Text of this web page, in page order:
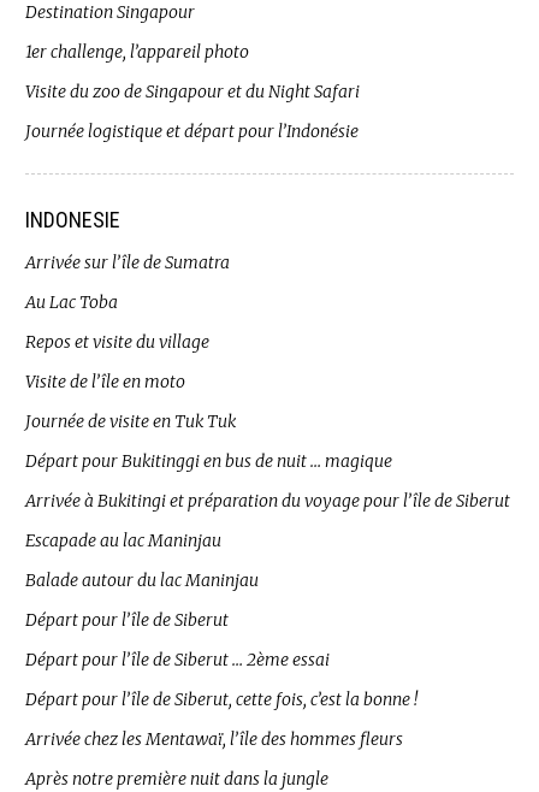
Destination Singapour
1er challenge, l’appareil photo
Visite du zoo de Singapour et du Night Safari
Journée logistique et départ pour l’Indonésie
INDONESIE
Arrivée sur l’île de Sumatra
Au Lac Toba
Repos et visite du village
Visite de l’île en moto
Journée de visite en Tuk Tuk
Départ pour Bukitinggi en bus de nuit … magique
Arrivée à Bukitingi et préparation du voyage pour l’île de Siberut
Escapade au lac Maninjau
Balade autour du lac Maninjau
Départ pour l’île de Siberut
Départ pour l’île de Siberut … 2ème essai
Départ pour l’île de Siberut, cette fois, c’est la bonne !
Arrivée chez les Mentawaï, l’île des hommes fleurs
Après notre première nuit dans la jungle